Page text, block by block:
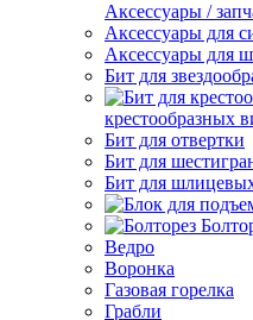
Аксессуары /
Аксессуары для
Аксессуары для
Бит для
крестообразных
Бит для отвертки
Бит для
Бит для
Ведро
Воронка
Газовая горелка
Грабли